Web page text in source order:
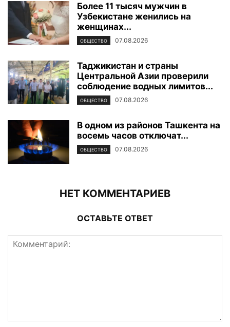
Более 11 тысяч мужчин в
Узбекистане женились на
женщинах...
ОБЩЕСТВО 07.08.2026
Таджикистан и страны
Центральной Азии проверили
соблюдение водных лимитов...
ОБЩЕСТВО 07.08.2026
В одном из районов Ташкента на
восемь часов отключат...
ОБЩЕСТВО 07.08.2026
НЕТ КОММЕНТАРИЕВ
ОСТАВЬТЕ ОТВЕТ